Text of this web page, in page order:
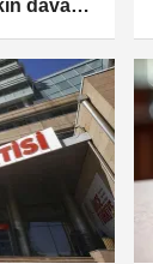
dava